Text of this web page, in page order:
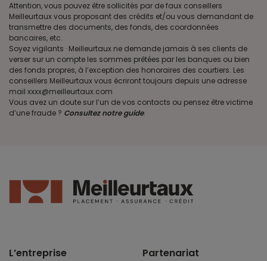
Attention, vous pouvez être sollicités par de faux conseillers
Meilleurtaux vous proposant des crédits et/ou vous demandant de
transmettre des documents, des fonds, des coordonnées
bancaires, etc.
Soyez vigilants · Meilleurtaux ne demande jamais à ses clients de
verser sur un compte les sommes prêtées par les banques ou bien
des fonds propres, à l’exception des honoraires des courtiers. Les
conseillers Meilleurtaux vous écriront toujours depuis une adresse
mail xxxx@meilleurtaux.com
Vous avez un doute sur l’un de vos contacts ou pensez être victime
d’une fraude ? Consultez notre guide.
L’entreprise Partenariat